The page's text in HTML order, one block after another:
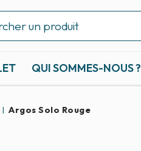
QUI SOMMES-NOUS ?
Argos Solo Rouge